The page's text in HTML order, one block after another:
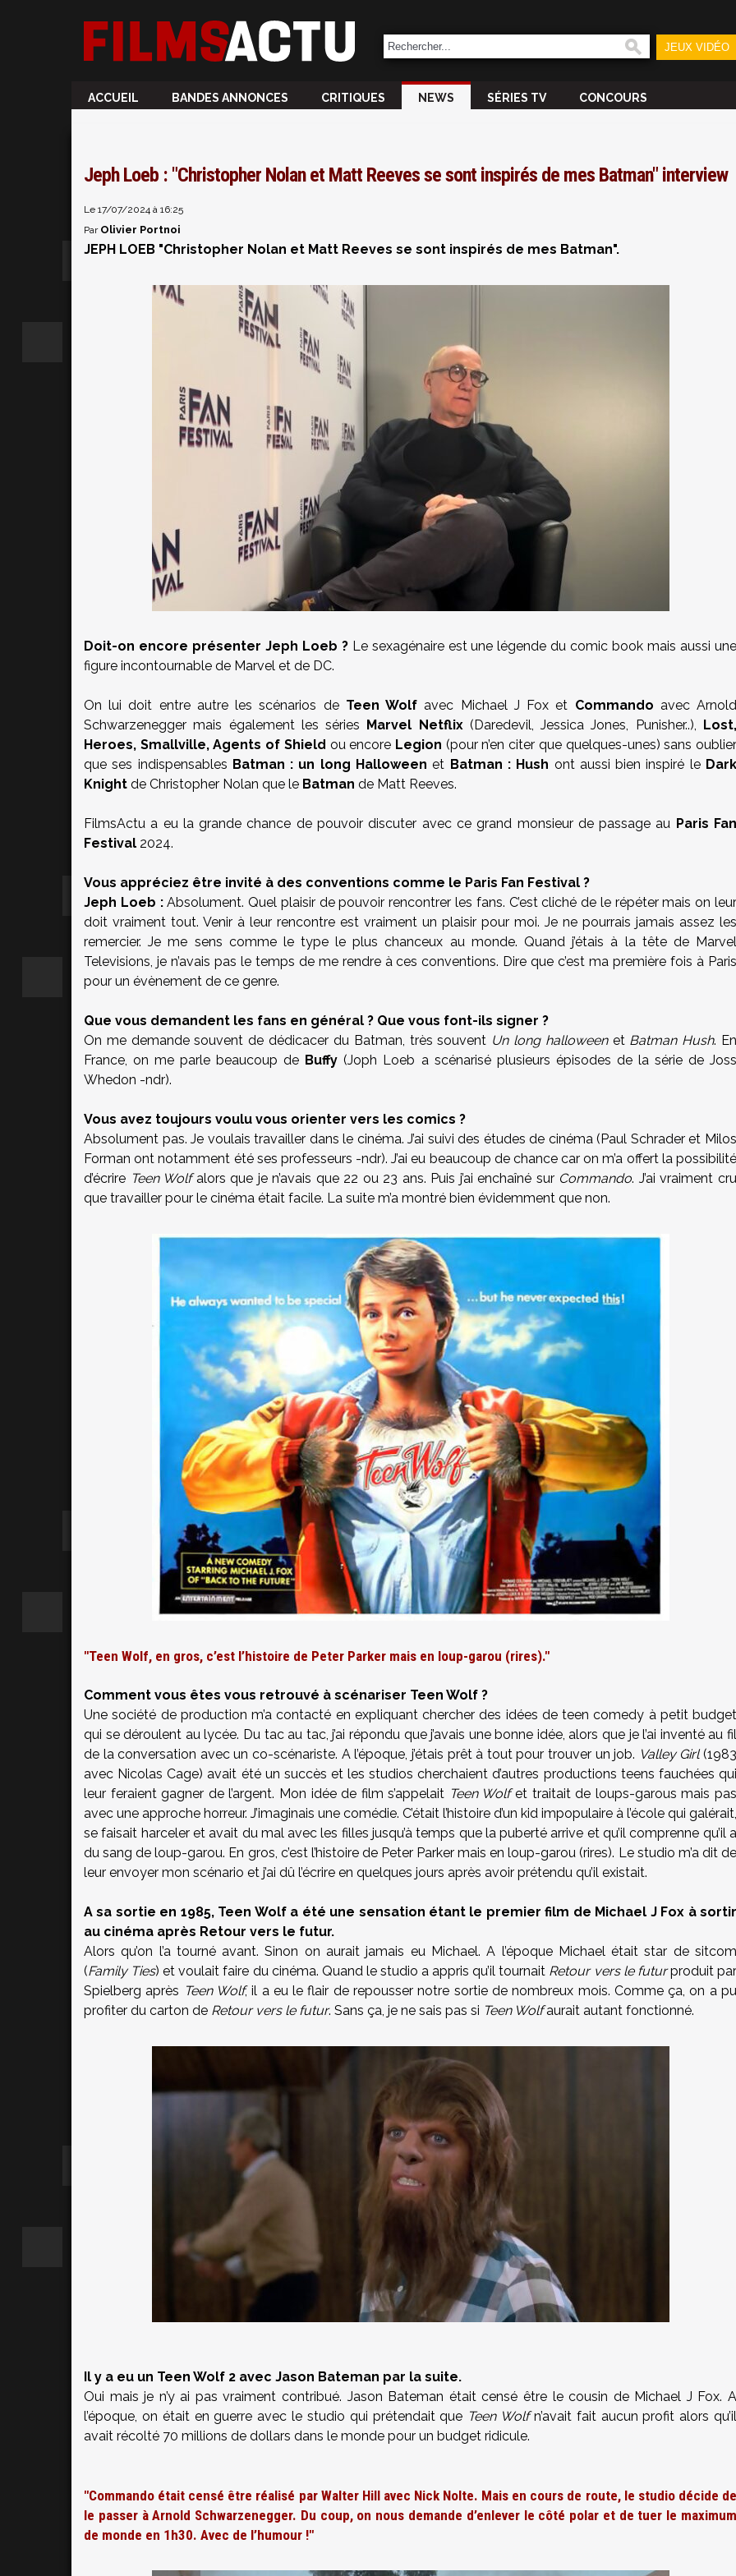
JEUX VIDÉO
ACCUEIL BANDES ANNONCES CRITIQUES NEWS SÉRIES TV CONCOURS
Jeph Loeb : "Christopher Nolan et Matt Reeves se sont inspirés de mes Batman" interview
Le 17/07/2024 à 16:25
Par Olivier Portnoi
JEPH LOEB "Christopher Nolan et Matt Reeves se sont inspirés de mes Batman".
Doit-on encore présenter Jeph Loeb ?Le sexagénaire est une légende du comic book mais aussi une
figure incontournable de Marvel et de DC.
On lui doit entre autre les scénarios de Teen Wolf avec Michael J Fox et Commando avec Arnold
Schwarzenegger mais également les séries Marvel Netflix(Daredevil, Jessica Jones, Punisher..), Lost,
Heroes, Smallville, Agents of Shield ou encore Legion (pour n’en citer que quelques-unes) sans oublier
que ses indispensables Batman : un long Halloween et Batman : Hush ont aussi bien inspiré le Dark
Knight de Christopher Nolan que le Batman de Matt Reeves.
FilmsActu a eu la grande chance de pouvoir discuter avec ce grand monsieur de passage au Paris Fan
Festival 2024.
Vous appréciez être invité à des conventions comme le Paris Fan Festival ?
Jeph Loeb :Absolument. Quel plaisir de pouvoir rencontrer les fans. C’est cliché de le répéter mais on leur
doit vraiment tout. Venir à leur rencontre est vraiment un plaisir pour moi. Je ne pourrais jamais assez les
remercier. Je me sens comme le type le plus chanceux au monde. Quand j’étais à la tête de Marvel
Televisions, je n’avais pas le temps de me rendre à ces conventions. Dire que c’est ma première fois à Paris
pour un évènement de ce genre.
Que vous demandent les fans en général ? Que vous font-ils signer ?
On me demande souvent de dédicacer du Batman, très souvent Un long halloweenet Batman Hush. En
France, on me parle beaucoup de Buffy (Joph Loeb a scénarisé plusieurs épisodes de la série de Joss
Whedon -ndr).
Vous avez toujours voulu vous orienter vers les comics ?
Absolument pas. Je voulais travailler dans le cinéma. J’ai suivi des études de cinéma (Paul Schrader et Milos
Forman ont notamment été ses professeurs -ndr). J’ai eu beaucoup de chance car on m’a offert la possibilité
d’écrire Teen Wolfalors que je n’avais que 22 ou 23 ans. Puis j’ai enchaîné sur Commando. J’ai vraiment cru
que travailler pour le cinéma était facile. La suite m’a montré bien évidemment que non.
"Teen Wolf, en gros, c’est l’histoire de Peter Parker mais en loup-garou (rires)."
Comment vous êtes vous retrouvé à scénariser Teen Wolf ?
Une société de production m’a contacté en expliquant chercher des idées de teen comedy à petit budget
qui se déroulent au lycée. Du tac au tac, j’ai répondu que j’avais une bonne idée, alors que je l’ai inventé au fil
de la conversation avec un co-scénariste. A l’époque, j’étais prêt à tout pour trouver un job. Valley Girl(1983
avec Nicolas Cage) avait été un succès et les studios cherchaient d’autres productions teens fauchées qui
leur feraient gagner de l’argent. Mon idée de film s’appelait Teen Wolfet traitait de loups-garous mais pas
avec une approche horreur. J’imaginais une comédie. C’était l’histoire d’un kid impopulaire à l’école qui galérait,
se faisait harceler et avait du mal avec les filles jusqu’à temps que la puberté arrive et qu’il comprenne qu’il a
du sang de loup-garou. En gros, c’est l’histoire de Peter Parker mais en loup-garou (rires). Le studio m’a dit de
leur envoyer mon scénario et j’ai dû l’écrire en quelques jours après avoir prétendu qu’il existait.
A sa sortie en 1985, Teen Wolf a été une sensation étant le premier film de Michael J Fox à sortir
au cinéma après Retour vers le futur.
Alors qu’on l’a tourné avant. Sinon on aurait jamais eu Michael. A l’époque Michael était star de sitcom
(Family Ties) et voulait faire du cinéma. Quand le studio a appris qu’il tournait Retour vers le futurproduit par
Spielberg après Teen Wolf, il a eu le flair de repousser notre sortie de nombreux mois. Comme ça, on a pu
profiter du carton de Retour vers le futur. Sans ça, je ne sais pas si Teen Wolfaurait autant fonctionné.
Il y a eu un Teen Wolf 2 avec Jason Bateman par la suite.
Oui mais je n’y ai pas vraiment contribué. Jason Bateman était censé être le cousin de Michael J Fox. A
l’époque, on était en guerre avec le studio qui prétendait que Teen Wolfn’avait fait aucun profit alors qu’il
avait récolté 70 millions de dollars dans le monde pour un budget ridicule.
"Commando était censé être réalisé par Walter Hill avec Nick Nolte. Mais en cours de route, le studio décide de
le passer à Arnold Schwarzenegger. Du coup, on nous demande d’enlever le côté polar et de tuer le maximum
de monde en 1h30. Avec de l’humour !"